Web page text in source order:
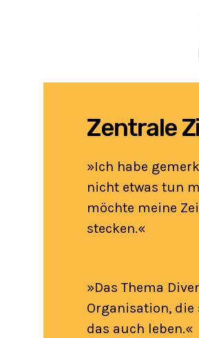
Zentrale
»Ich habe
nicht etwas tun
möchte meine
stecken.«
»Das Thema
Organisation,
das auch leben.«